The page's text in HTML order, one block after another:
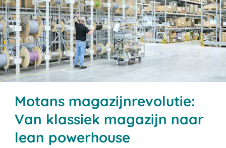
Motans magazijnrevolutie:
Van klassiek magazijn naar
lean powerhouse